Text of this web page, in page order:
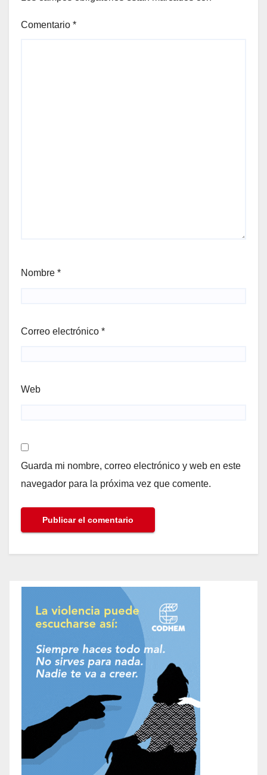
Comentario *
Nombre *
Correo electrónico *
Web
Guarda mi nombre, correo electrónico y web en este
navegador para la próxima vez que comente.